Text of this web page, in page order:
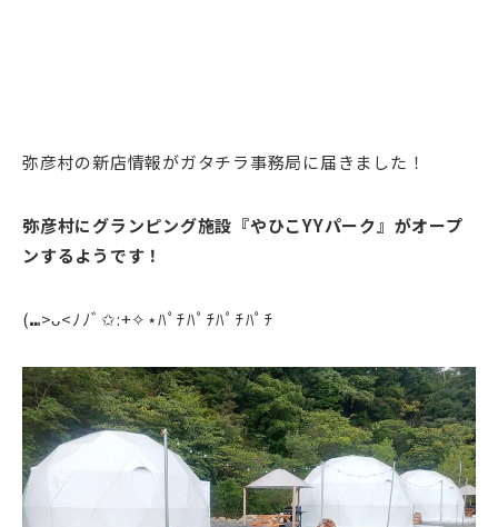
弥彦村の新店情報がガタチラ事務局に届きました！
弥彦村にグランピング施設『やひこYYパーク』がオープ
ンするようです！
(⑉>ᴗ<ﾉﾉﾞ✩:+✧︎⋆ﾊﾟﾁﾊﾟﾁﾊﾟﾁﾊﾟﾁ